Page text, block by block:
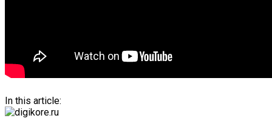
In this article: